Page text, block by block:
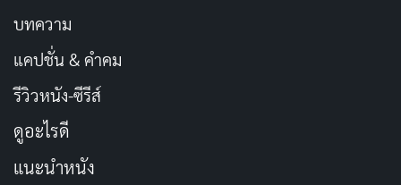
ปรากฏบนหน้าจอ แต่เธอสร้างบรรยากาศที่ชวนให้รู้สึก
อึดอัดและหวาดกลัว
สิ่งที่น่าสนใจคือวิธีที่เฟอร์กูสันเล่นบท AI ไม่ใช่แบบไร้
อารมณ์ 100% แต่มีการยิ้มเล็กๆ และการกระตุกใบหน้า
เบาๆ ที่ทำให้รู้สึกว่า AI ตัวนี้กำลัง “เลียนแบบ” อารมณ์
บทความ
แคปชั่น & คำคม
รีวิวหนัง-ซีรีส์
ดูอะไรดี
แนะนำหนัง